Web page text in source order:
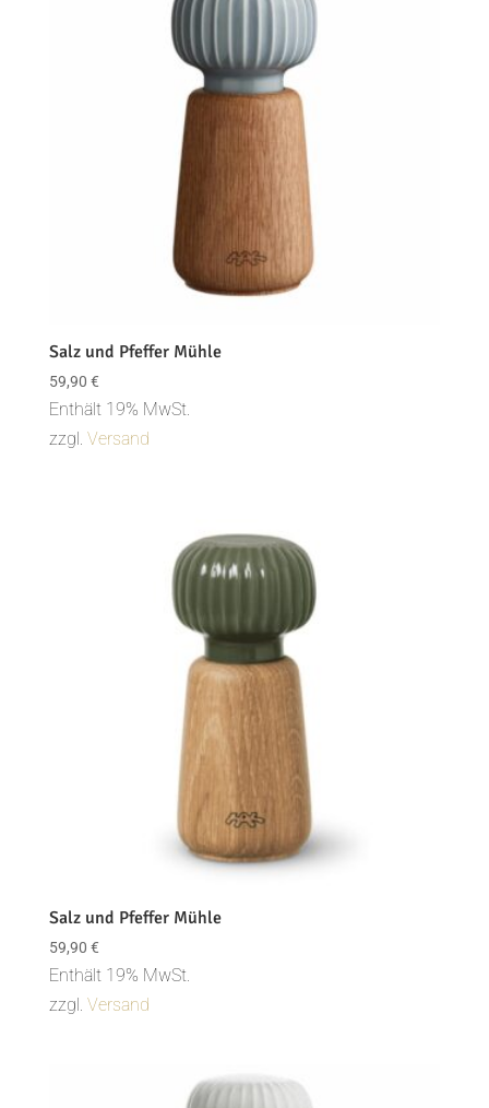
Salz und Pfeffer Mühle
59,90 €
Enthält 19% MwSt.
zzgl. Versand
Salz und Pfeffer Mühle
59,90 €
Enthält 19% MwSt.
zzgl. Versand